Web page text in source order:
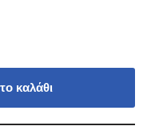
καλάθι